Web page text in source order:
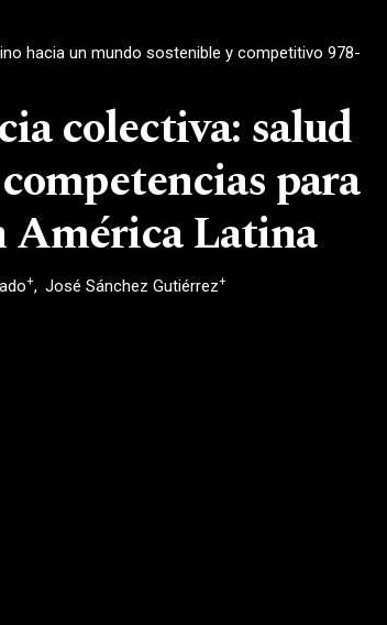
hacia un mundo sostenible y competitivo 978-
colectiva: salud
para
América Latina
+ José Sánchez Gutiérrez+